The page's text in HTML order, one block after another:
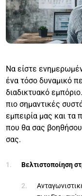
Να είστε
ένα τόσο δυναμικό
διαδικτυακό
πιο σημαντικές
εμπειρία μας και
που θα σας
σας.
Βελτιστοποίηση